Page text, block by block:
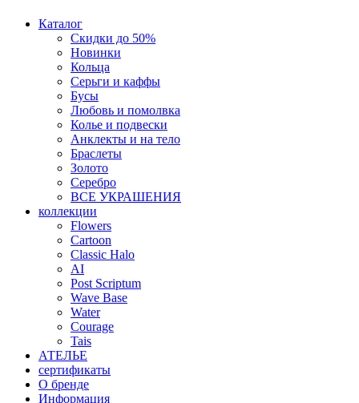
Каталог
Скидки до 50%
Новинки
Кольца
Серьги и каффы
Бусы
Любовь и помолвка
Колье и подвески
Анклекты и на тело
Браслеты
Золото
Серебро
ВСЕ УКРАШЕНИЯ
коллекции
Flowers
Cartoon
Classic Halo
AI
Post Scriptum
Wave Base
Water
Courage
Tais
АТЕЛЬЕ
сертификаты
О бренде
Информация